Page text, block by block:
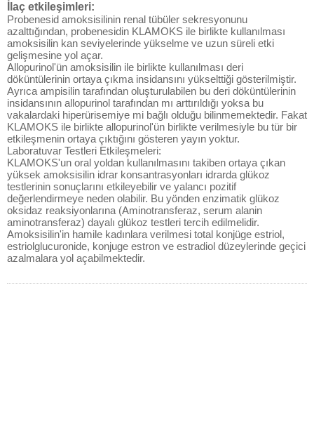
İlaç etkileşimleri:
Probenesid amoksisilinin renal tübüler sekresyonunu
azalttığından, probenesidin KLAMOKS ile birlikte kullanılması
amoksisilin kan seviyelerinde yükselme ve uzun süreli etki
gelişmesine yol açar.
Allopurinol'ün amoksisilin ile birlikte kullanılması deri
döküntülerinin ortaya çıkma insidansını yükselttiği gösterilmiştir.
Ayrıca ampisilin tarafından oluşturulabilen bu deri döküntülerinin
insidansının allopurinol tarafından mı arttırıldığı yoksa bu
vakalardaki hiperürisemiye mi bağlı olduğu bilinmemektedir. Fakat
KLAMOKS ile birlikte allopurinol'ün birlikte verilmesiyle bu tür bir
etkileşmenin ortaya çıktığını gösteren yayın yoktur.
Laboratuvar Testleri Etkileşmeleri:
KLAMOKS'un oral yoldan kullanılmasını takiben ortaya çıkan
yüksek amoksisilin idrar konsantrasyonları idrarda glükoz
testlerinin sonuçlarını etkileyebilir ve yalancı pozitif
değerlendirmeye neden olabilir. Bu yönden enzimatik glükoz
oksidaz reaksiyonlarına (Aminotransferaz, serum alanin
aminotransferaz) dayalı glükoz testleri tercih edilmelidir.
Amoksisilin'in hamile kadınlara verilmesi total konjüge estriol,
estriolglucuronide, konjuge estron ve estradiol düzeylerinde geçici
azalmalara yol açabilmektedir.